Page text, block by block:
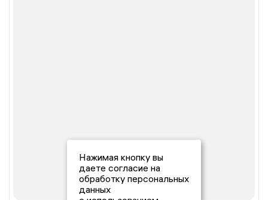
Нажимая кнопку вы
даете согласие на
обработку персональных
данных